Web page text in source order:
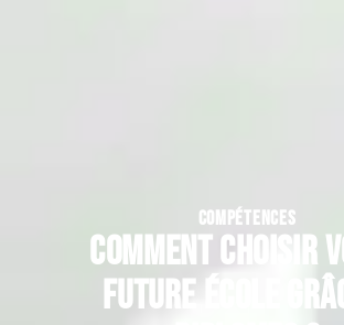
COMPÉTENCES
Comment choisir
future école